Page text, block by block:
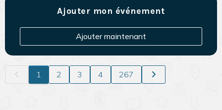
Ajouter mon événement
Ajouter maintenant
1 2 3 4 267